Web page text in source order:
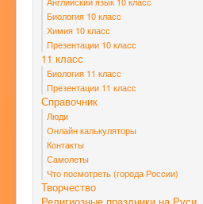
Биология 10 класс
Химия 10 класс
Презентации 10 класс
11 класс
Биология 11 класс
Презентации 11 класс
Справочник
Люди
Онлайн калькуляторы
Контакты
Самолеты
Что посмотреть (города России)
Творчество